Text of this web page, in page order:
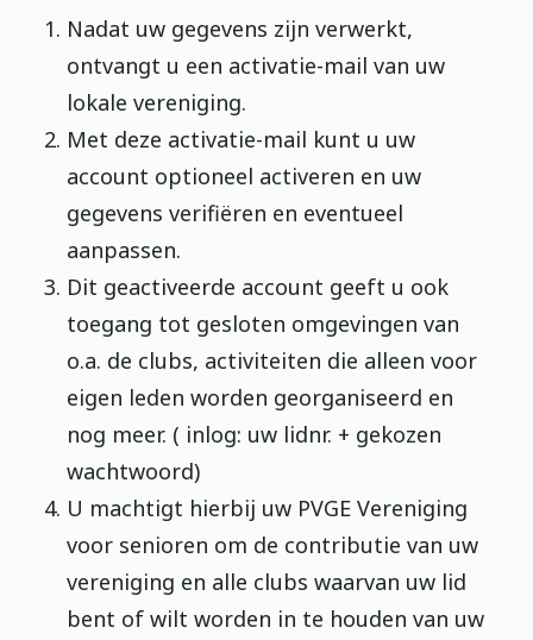
Nadat uw gegevens zijn verwerkt,
ontvangt u een activatie-mail van uw
lokale vereniging.
Met deze activatie-mail kunt u uw
account optioneel activeren en uw
gegevens verifiëren en eventueel
aanpassen.
Dit geactiveerde account geeft u ook
toegang tot gesloten omgevingen van
o.a. de clubs, activiteiten die alleen voor
eigen leden worden georganiseerd en
nog meer. ( inlog: uw lidnr. + gekozen
wachtwoord)
U machtigt hierbij uw PVGE Vereniging
voor senioren om de contributie van uw
vereniging en alle clubs waarvan uw lid
bent of wilt worden in te houden van uw